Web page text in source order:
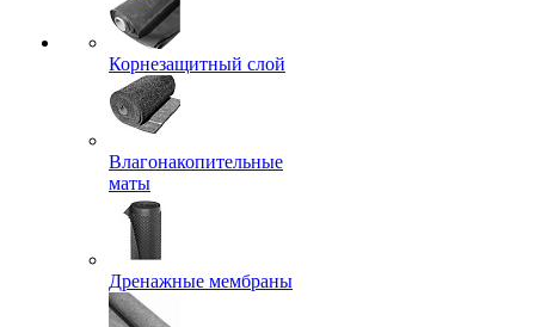
Корнезащитный слой
Влагонакопительные
маты
Дренажные мембраны